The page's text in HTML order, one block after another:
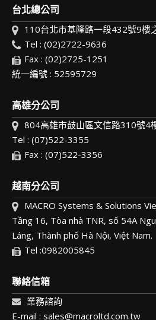
台北總公司
110台北市基隆路一段432號9樓
Tel : (02)2722-9636
Fax : (02)2725-1251
統一編號 : 52595729
高雄分公司
804高雄市鼓山區文信路310號4
Tel : (07)522-3355
Fax : (07)522-3356
越南分公司
MACRO Systems & Solutions
Tầng 16, Tòa nhà TNR, số 54A
Láng, Thành phố Hà Nội, Việt Nam.
Tel :0982005845
聯絡信箱
業務諮詢
E-mail : sales@macroltd.com.tw